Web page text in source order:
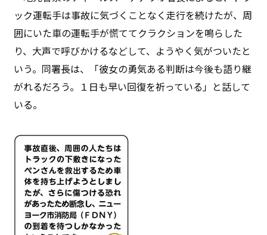
ック運転手は事故に気づくことなく走行を続けたが、周
囲にいた車の運転手が慌ててクラクションを鳴らした
り、大声で呼びかけるなどして、ようやく気がついたと
いう。同署長は、「彼女の勇気ある判断は今後も語り継
がれるだろう。１日も早い回復を祈っている」と話して
いる。